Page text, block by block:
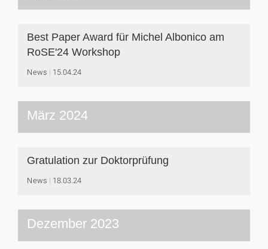
Best Paper Award für Michel Albonico am
RoSE'24 Workshop
News 15.04.24
März 2024
Gratulation zur Doktorprüfung
News 18.03.24
Dezember 2023